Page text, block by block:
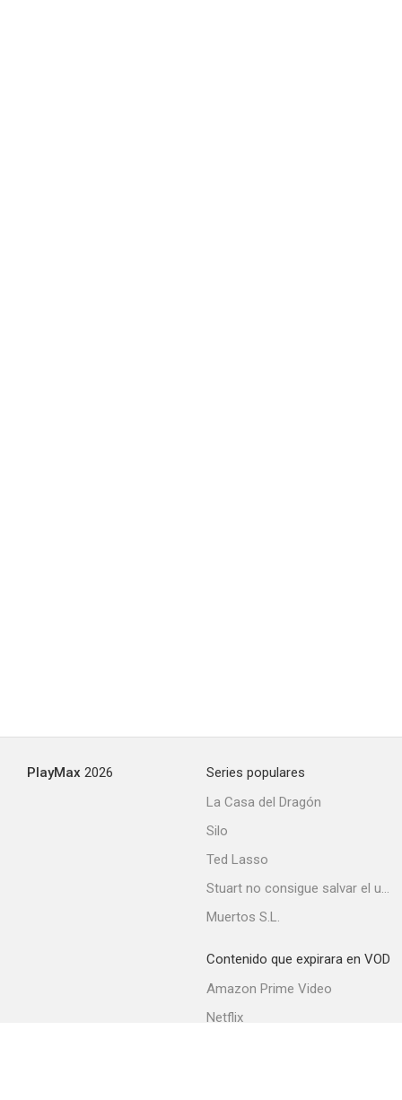
PlayMax 2026
Series populares
La Casa del Dragón
Silo
Ted Lasso
Stuart no consigue salvar el universo
Muertos S.L.
Contenido que expirara en VOD
Amazon Prime Video
Netflix